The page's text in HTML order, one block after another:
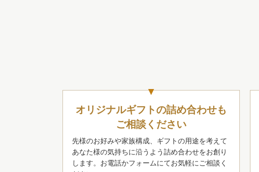
オリジナルギフトの詰め合わせも
ご相談ください
先様のお好みや家族構成、ギフトの用途を考えて
あなた様の気持ちに沿うよう詰め合わせをお創り
します。お電話かフォームにてお気軽にご相談く